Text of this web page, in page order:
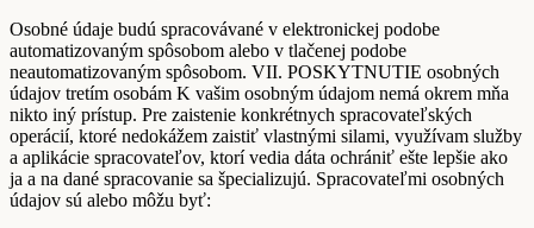
Osobné údaje budú spracovávané v elektronickej podobe
automatizovaným spôsobom alebo v tlačenej podobe
neautomatizovaným spôsobom. VII. POSKYTNUTIE osobných
údajov tretím osobám K vašim osobným údajom nemá okrem mňa
nikto iný prístup. Pre zaistenie konkrétnych spracovateľských
operácií, ktoré nedokážem zaistiť vlastnými silami, využívam služby
a aplikácie spracovateľov, ktorí vedia dáta ochrániť ešte lepšie ako
ja a na dané spracovanie sa špecializujú. Spracovateľmi osobných
údajov sú alebo môžu byť: